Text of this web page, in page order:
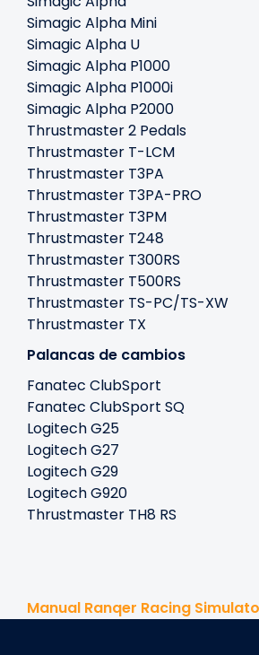
Simagic Alpha Mini
Simagic Alpha U
Simagic Alpha P1000
Simagic Alpha P1000i
Simagic Alpha P2000
Thrustmaster 2 Pedals
Thrustmaster T-LCM
Thrustmaster T3PA
Thrustmaster T3PA-PRO
Thrustmaster T3PM
Thrustmaster T248
Thrustmaster T300RS
Thrustmaster T500RS
Thrustmaster TS-PC/TS-XW
Thrustmaster TX
Palancas de cambios
Fanatec ClubSport
Fanatec ClubSport SQ
Logitech G25
Logitech G27
Logitech G29
Logitech G920
Thrustmaster TH8 RS
Manual Ranqer Racing